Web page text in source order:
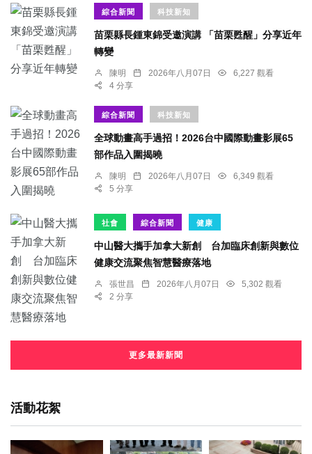
綜合新聞 科技新知
苗栗縣長鍾東錦受邀演講 「苗栗甦醒」分享近年
轉變
陳明 2026年八月07日
6,227 觀看
4 分享
綜合新聞 科技新知
全球動畫高手過招！2026台中國際動畫影展65
部作品入圍揭曉
陳明 2026年八月07日
6,349 觀看
5 分享
社會 綜合新聞 健康
中山醫大攜手加拿大新創 台加臨床創新與數位
健康交流聚焦智慧醫療落地
張世昌 2026年八月07日
5,302 觀看
2 分享
更多最新新聞
活動花絮